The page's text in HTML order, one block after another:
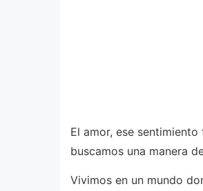
El amor, ese
buscamos una manera
Vivimos en un mundo